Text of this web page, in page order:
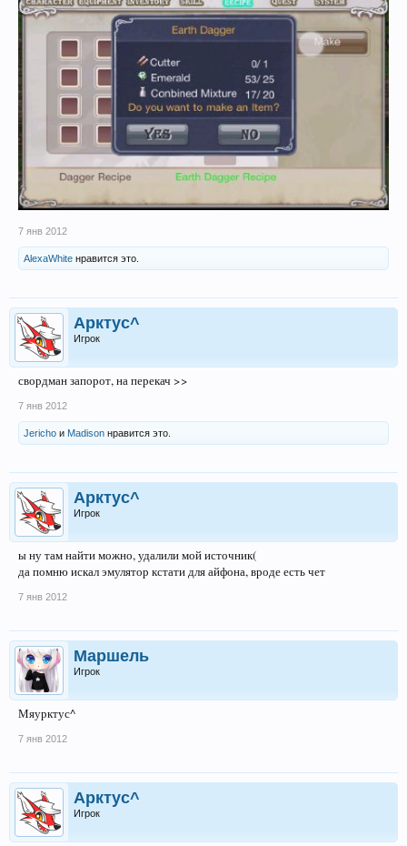
7 янв 2012
AlexaWhite нравится это.
Арктус^
Игрок
свордман запорот, на перекач >>
7 янв 2012
Jеriсhо и Madison нравится это.
Арктус^
Игрок
ы ну там найти можно, удалили мой источник(
да помню искал эмулятор кстати для айфона, вроде есть чет
7 янв 2012
Маpшель
Игрок
Мяурктус^
7 янв 2012
Арктус^
Игрок